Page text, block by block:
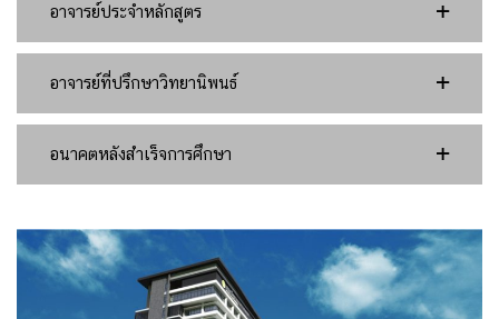
อาจารย์ประจำหลักสูตร
อาจารย์ที่ปรึกษาวิทยานิพนธ์
อนาคตหลังสำเร็จการศึกษา